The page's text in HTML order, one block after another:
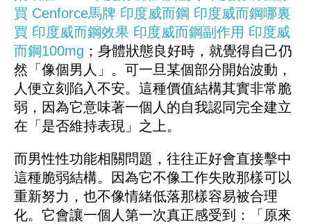
買 Cenforce馬牌 印度威而鋼 印度威而鋼哪裏
買 印度威而鋼效果 印度威而鋼副作用 印度威
而鋼100mg ；身體狀態良好時，就覺得自己仍
然「像個男人」。可一旦某個部分開始波動，
人便立刻陷入不安。這種價值結構其實非常脆
弱，因為它意味著一個人的自我認同完全建立
在「是否維持表現」之上。
而男性性功能相關問題，往往正好會直接擊中
這種脆弱結構。因為它不像工作失敗那樣可以
重新努力，也不像情緒低落那樣容易被合理
化。它會讓一個人第一次真正感受到：「原來